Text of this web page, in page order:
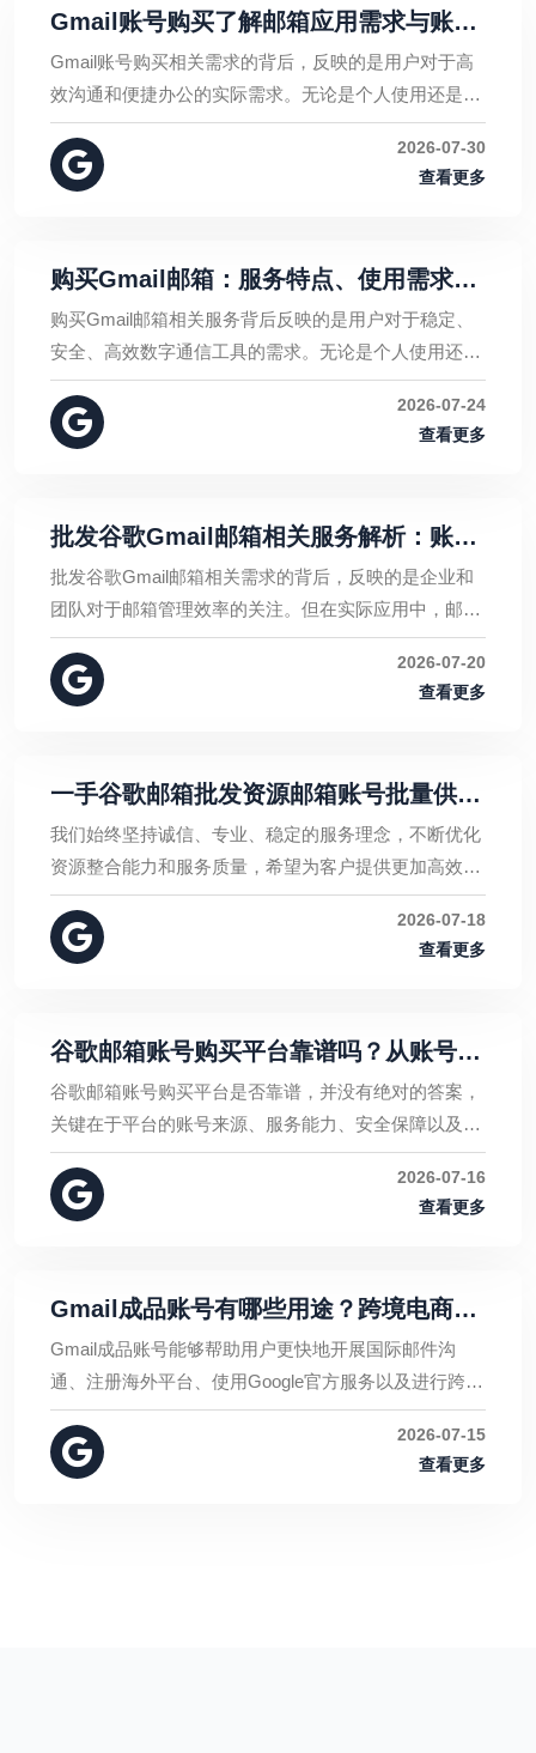
Gmail账号购买了解邮箱应用需求与账号
管理的重要性
Gmail账号购买相关需求的背后，反映的是用户对于高
效沟通和便捷办公的实际需求。无论是个人使用还是企
业管理，都需要关注账号安全、规范操作以及长期维
护。
2026-07-30
查看更多
购买Gmail邮箱：服务特点、使用需求与
安全管理指南
购买Gmail邮箱相关服务背后反映的是用户对于稳定、
安全、高效数字通信工具的需求。无论是个人使用还是
企业运营，选择合适的邮箱方案并进行科学管理，才能
充分发挥邮箱的价值。
2026-07-24
查看更多
批发谷歌Gmail邮箱相关服务解析：账号
管理、使用需求与安全注意事项
批发谷歌Gmail邮箱相关需求的背后，反映的是企业和
团队对于邮箱管理效率的关注。但在实际应用中，邮箱
数量并不是最重要的因素，账号安全、数据保护和长期
管理能力才是企业真正需要关注的核心。
2026-07-20
查看更多
一手谷歌邮箱批发资源邮箱账号批量供
应，支持长期合作
我们始终坚持诚信、专业、稳定的服务理念，不断优化
资源整合能力和服务质量，希望为客户提供更加高效、
便捷的合作体验。无论您是初次采购，还是需要建立长
期稳定的合作关系，我们都欢迎与我们沟通需求，共同
探讨适合的合作方式。
2026-07-18
查看更多
谷歌邮箱账号购买平台靠谱吗？从账号来
源到安全保障深度解析
谷歌邮箱账号购买平台是否靠谱，并没有绝对的答案，
关键在于平台的账号来源、服务能力、安全保障以及整
体信誉。选择平台时，不应只关注价格，而应综合评估
账号质量、售后支持和安全管理能力。
2026-07-16
查看更多
Gmail成品账号有哪些用途？跨境电商、
外贸与海外平台注册必备
Gmail成品账号能够帮助用户更快地开展国际邮件沟
通、注册海外平台、使用Google官方服务以及进行跨境
业务管理。对于跨境电商、外贸企业、开发者、国际学
习者以及需要使用海外互联网服务的用户来说，Gmail
邮箱都是一项重要的基础工具。
2026-07-15
查看更多